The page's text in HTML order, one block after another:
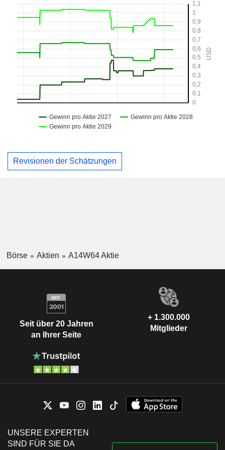
Revisionen der Schätzungen
Börse Aktien A14W64 Aktie
Seit über 20 Jahren
an Ihrer Seite
+ 1.300.000
Mitglieder
UNSERE EXPERTEN
SIND FÜR SIE DA